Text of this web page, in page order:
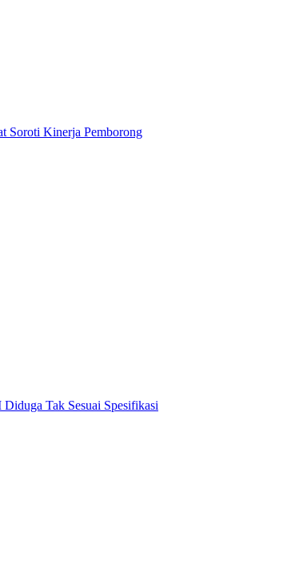
Soroti Kinerja Pemborong
Tak Sesuai Spesifikasi